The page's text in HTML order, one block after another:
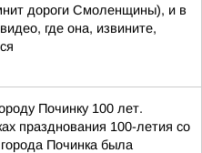
дороги Смоленщины), и в
где она, извините,
Починку 100 лет.
празднования 100-летия со
Починка была